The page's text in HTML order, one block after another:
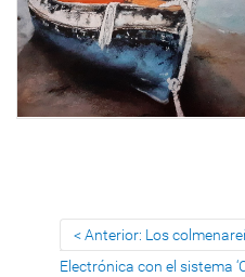
Anterior: Los
Electrónica con el sistema